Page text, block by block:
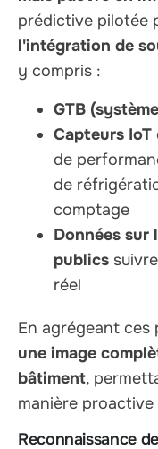
prédictive pilotée
l'intégration de
y compris :
GTB
Capteurs IoT
de
de
comptage
Données sur
publics
réel
En agrégeant ces
une image
bâtiment,
manière
Reconnaissance